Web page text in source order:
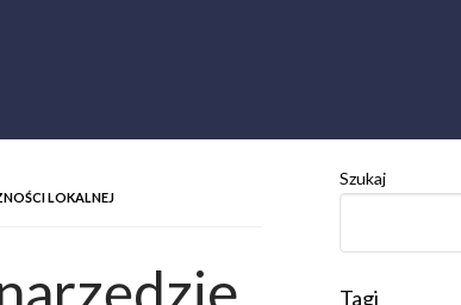
LOKALNEJ
Szukaj
Tagi